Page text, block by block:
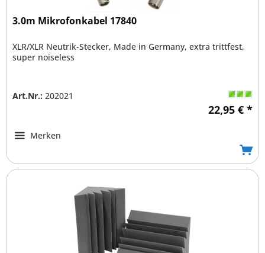
3.0m Mikrofonkabel 17840
XLR/XLR Neutrik-Stecker, Made in Germany, extra trittfest,
super noiseless
Art.Nr.: 202021
22,95 € *
Merken